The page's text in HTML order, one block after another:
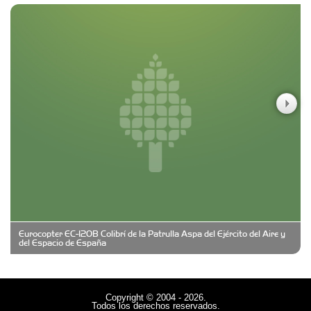
Clima Castelar
Cubanico´s - Cubanitos Rellenos!
Eurocopter EC-120B Colibrí de la Patrulla Aspa del Ejército del Aire y
del Espacio de España
Copyright © 2004 - 2026.
Todos los derechos reservados.